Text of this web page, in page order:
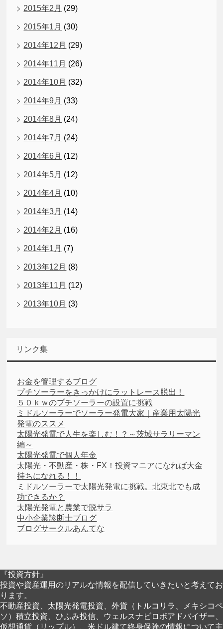
2015年2月 (29)
2015年1月 (30)
2014年12月 (29)
2014年11月 (26)
2014年10月 (32)
2014年9月 (33)
2014年8月 (24)
2014年7月 (24)
2014年6月 (12)
2014年5月 (12)
2014年4月 (10)
2014年3月 (14)
2014年2月 (16)
2014年1月 (7)
2013年12月 (8)
2013年11月 (12)
2013年10月 (3)
リンク集
お金を管理するブログ
プチソーラーをきっかけにラットレース脱出！
５０ｋｗのプチソーラーの設置に挑戦
ミドルソーラーでソーラー発電大家｜産業用太陽光
発電のススメ
太陽光発電で人生を楽しむ！？～茨城サラリーマン
編～
太陽光発電で個人年金
太陽光・不動産・株・FX！投資マニアになれば大金
持ちになれる！！
ミドルソーラーで太陽光発電に挑戦。北東北でも成
功できるか？
太陽光発電と農業で脱サラ
中小企業診断士ブログ
ブログサークルあんてな
『投資方針』
投資や資産運用のリアルな情報を配信していきたいと考えてお
ります。
不動産投資、太陽光発電投資、外貨（トルコリラ、メキシコペ
ソ）積立投資、ひふみ投信、ウェルスナビロボアドバイザー、
仮想通貨（リップル）、米ドル建て終身保険の情報について主